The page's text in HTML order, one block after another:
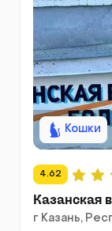
Кошки
4.62
Казанская
г Казань,